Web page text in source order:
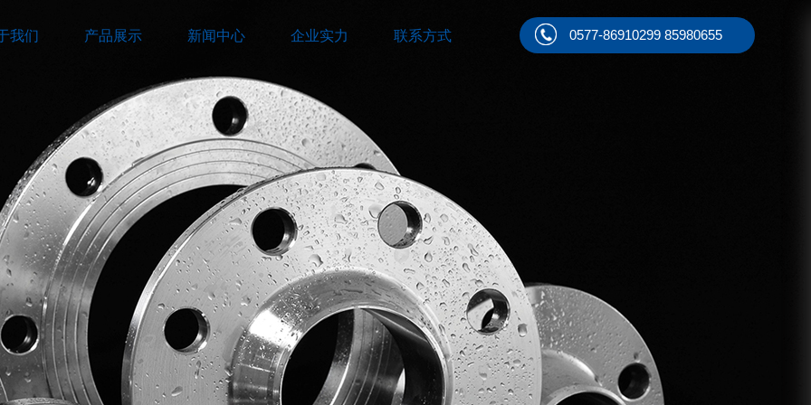
0577-86910299 85980655
我们 产品展示 新闻中心 企业实力 联系方式